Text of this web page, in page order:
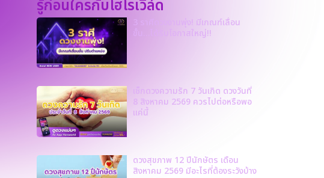
รู้ก่อนใครกับโฮโรเวิล์ด
3 ราศีดวงงานพุ่ง! มีเกณฑ์เลื่อน
ขั้น…ได้รับโอกาสใหญ่!!
เช็กดวงความรัก 7 วันเกิด ดวงวันที่
8 สิงหาคม 2569 ควรไปต่อหรือพอ
แค่นี้
ดวงสุขภาพ 12 ปีนักษัตร เดือน
สิงหาคม 2569 มีอะไรที่ต้องระวังบ้าง